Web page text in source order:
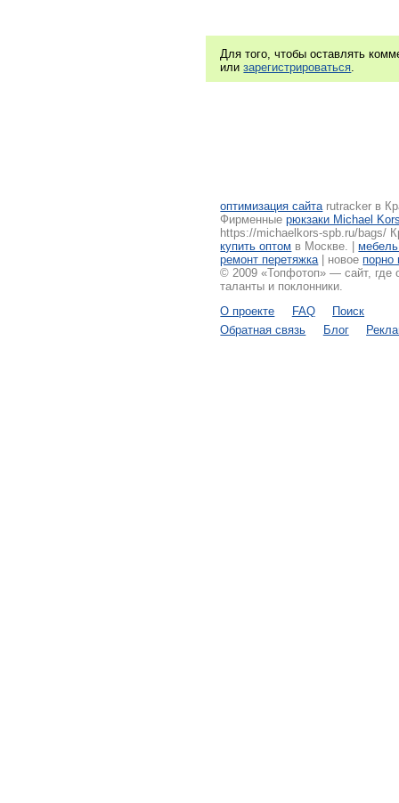
Для того, чтобы оставлять
илизарегистрироваться
оптимизация сайтаrutracker в
Фирменныерюкзаки Michael
https://michaelkors-spb.ru/bags/
купить оптом в Москве. |
ремонт перетяжка| новое порно
© 2009 «Топфотоп» — сайт, где
таланты и поклонники.
О проекте
FAQ
Поиск
Обратная связь
Блог